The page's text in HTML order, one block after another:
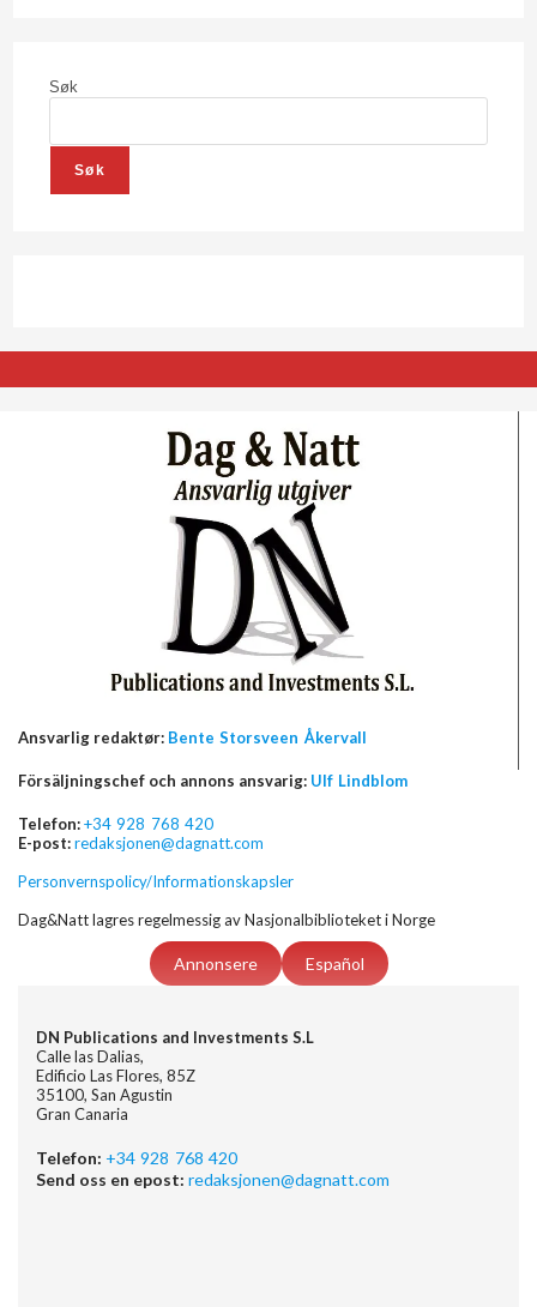
Søk
Søk
Ansvarlig redaktør: Bente Storsveen Åkervall
Försäljningschef och annons ansvarig: Ulf Lindblom
Telefon:+34 928 768 420
E-post:redaksjonen@dagnatt.com
Personvernspolicy/Informationskapsler
Dag&Natt lagres regelmessig av Nasjonalbiblioteket i Norge
Annonsere Español
DN Publications and Investments S.L
Calle las Dalias,
Edificio Las Flores, 85Z
35100, San Agustin
Gran Canaria
Telefon: +34 928 768 420
Send oss en epost: redaksjonen@dagnatt.com